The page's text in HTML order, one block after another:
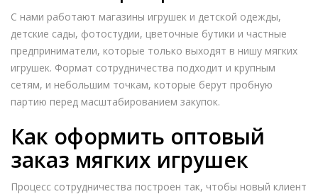
С нами работают магазины игрушек и детской одежды,
детские сады, фотостудии, цветочные бутики и частные
предприниматели, которые только выходят в нишу мягких
игрушек. Формат сотрудничества подходит и крупным
сетям, и небольшим точкам, которые берут пробную
партию перед масштабированием закупок.
Как оформить оптовый
заказ мягких игрушек
Процесс сотрудничества построен так, чтобы новый клиент